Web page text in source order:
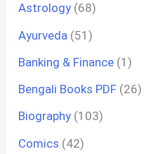
Astrology (68)
Ayurveda (51)
Banking & Finance (1)
Bengali Books PDF (26)
Biography (103)
Comics (42)